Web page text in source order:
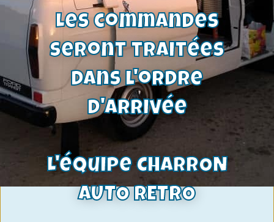
174,00€120,00€
Voir le produit
Les commandes
seront traitées
dans l'ordre
d'arrivée
L'équipe CHARRON
AUTO RETRO